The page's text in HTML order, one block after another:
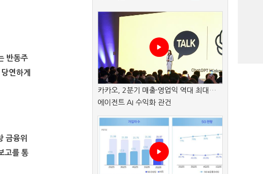
반동주
연하게
금융위
고를 통
카카오, 2분기 매출·영업익 역대 최대…
에이전트 AI 수익화 관건